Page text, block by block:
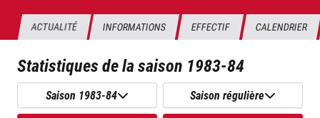
ACTUALITÉ INFORMATIONS EFFECTIF CALENDRIER
Statistiques de la saison 1983-84
Saison 1983-84 Saison régulière